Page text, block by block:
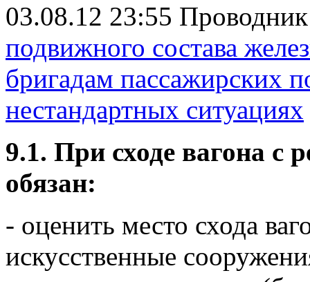
03.08.12 23:55
подвижного состава
бригадам пассажирских
нестандартных ситуациях
9.1. При сходе вагона с
обязан:
- оценить место схода
искусственные